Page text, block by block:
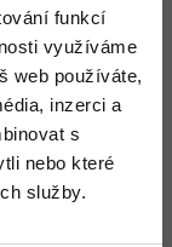
funkcí
využíváme
web používáte,
inzerci a
s
nebo které
služby.
ta­